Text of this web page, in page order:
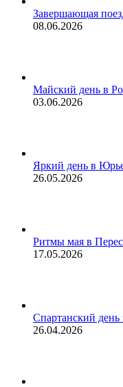
Завершающая
08.06.2026
Майский день в
03.06.2026
Яркий день в
26.05.2026
Ритмы мая в
17.05.2026
Спартанский
26.04.2026